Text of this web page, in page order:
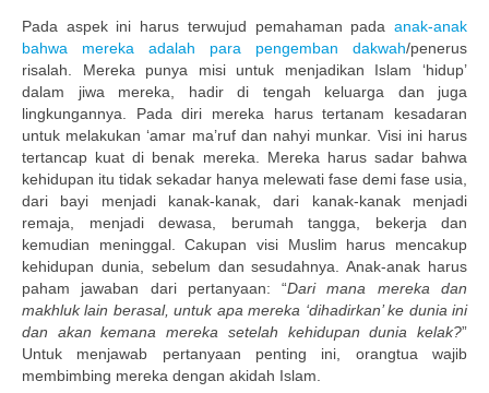
Pada aspek ini harus terwujud pemahaman pada anak-anak
bahwa mereka adalah para pengemban dakwah/penerus
risalah. Mereka punya misi untuk menjadikan Islam ‘hidup’
dalam jiwa mereka, hadir di tengah keluarga dan juga
lingkungannya. Pada diri mereka harus tertanam kesadaran
untuk melakukan ‘amar ma’ruf dan nahyi munkar. Visi ini harus
tertancap kuat di benak mereka. Mereka harus sadar bahwa
kehidupan itu tidak sekadar hanya melewati fase demi fase usia,
dari bayi menjadi kanak-kanak, dari kanak-kanak menjadi
remaja, menjadi dewasa, berumah tangga, bekerja dan
kemudian meninggal. Cakupan visi Muslim harus mencakup
kehidupan dunia, sebelum dan sesudahnya. Anak-anak harus
paham jawaban dari pertanyaan: “Dari mana mereka dan
makhluk lain berasal, untuk apa mereka ‘dihadirkan’ ke dunia ini
dan akan kemana mereka setelah kehidupan dunia kelak?”
Untuk menjawab pertanyaan penting ini, orangtua wajib
membimbing mereka dengan akidah Islam.